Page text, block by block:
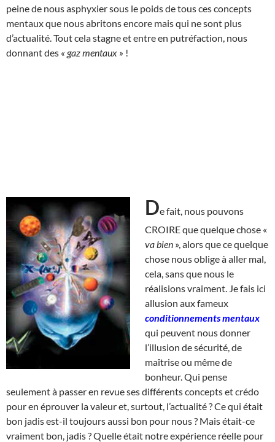
peine de nous asphyxier sous le poids de tous ces concepts
mentaux que nous abritons encore mais qui ne sont plus
d’actualité. Tout cela stagne et entre en putréfaction, nous
donnant des « gaz mentaux » !
De fait, nous pouvons
CROIRE que quelque chose «
va bien », alors que ce quelque
chose nous oblige à aller mal,
cela, sans que nous le
réalisions vraiment. Je fais ici
allusion aux fameux
conditionnements mentaux
qui peuvent nous donner
l’illusion de sécurité, de
maîtrise ou même de
bonheur. Qui pense
seulement à passer en revue ses différents concepts et crédo
pour en éprouver la valeur et, surtout, l’actualité ? Ce qui était
bon jadis est-il toujours aussi bon pour nous ? Mais était-ce
vraiment bon, jadis ? Quelle était notre expérience réelle pour